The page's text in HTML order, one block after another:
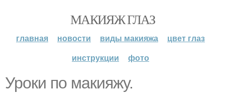
МАКИЯЖ ГЛАЗ
главная новости виды макияжа
цвет глаз
инструкции
фото
Уроки по макияжу.